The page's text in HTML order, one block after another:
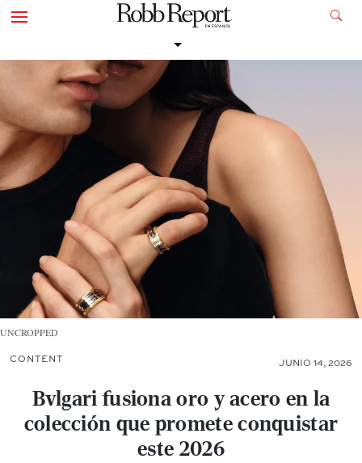
UNCROPPED
CONTENT JUNIO 14, 2026
Bvlgari fusiona oro y acero en la
colección que promete conquistar
este 2026